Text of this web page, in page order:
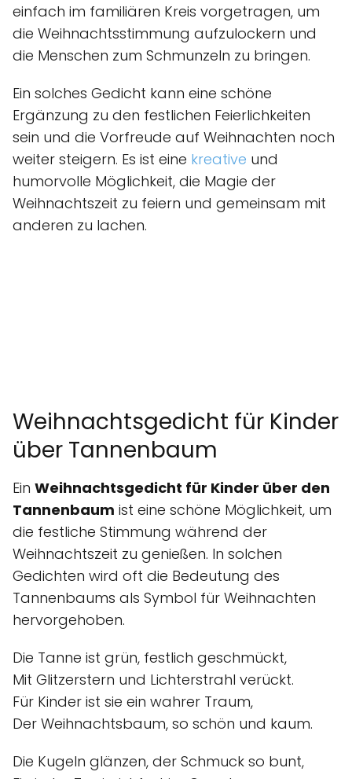
einfach im familiären Kreis vorgetragen, um
die Weihnachtsstimmung aufzulockern und
die Menschen zum Schmunzeln zu bringen.
Ein solches Gedicht kann eine schöne
Ergänzung zu den festlichen Feierlichkeiten
sein und die Vorfreude auf Weihnachten noch
weiter steigern. Es ist eine kreative und
humorvolle Möglichkeit, die Magie der
Weihnachtszeit zu feiern und gemeinsam mit
anderen zu lachen.
Weihnachtsgedicht für Kinder
über Tannenbaum
Ein Weihnachtsgedicht für Kinder über den
Tannenbaum ist eine schöne Möglichkeit, um
die festliche Stimmung während der
Weihnachtszeit zu genießen. In solchen
Gedichten wird oft die Bedeutung des
Tannenbaums als Symbol für Weihnachten
hervorgehoben.
Die Tanne ist grün, festlich geschmückt,
Mit Glitzerstern und Lichterstrahl verückt.
Für Kinder ist sie ein wahrer Traum,
Der Weihnachtsbaum, so schön und kaum.
Die Kugeln glänzen, der Schmuck so bunt,